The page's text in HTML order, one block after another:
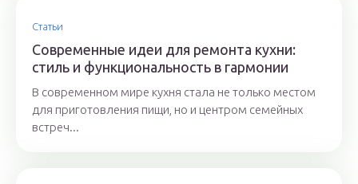
Статьи
Современные идеи для ремонта кухни:
стиль и функциональность в гармонии
В современном мире кухня стала не только местом
для приготовления пищи, но и центром семейных
встреч...